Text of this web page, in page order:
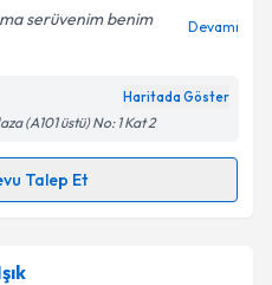
ilişkin
Aydınlatma
verilerimin belirtilen
kabul ediyorum.
serüvenim benim
Devamı
Haritada Göster
(A101 üstü) No: 1 Kat 2
Talep Et
için randevu takvimi talebi